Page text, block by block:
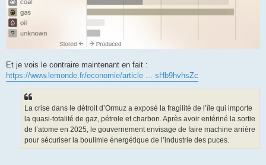
Et je vois le contraire maintenant en fait :
https://www.lemonde.fr/economie/article ... sHb9hvhsZc
La crise dans le détroit d’Ormuz a exposé la fragilité de l’île qui importe
la quasi-totalité de gaz, pétrole et charbon. Après avoir entériné la sortie
de l’atome en 2025, le gouvernement envisage de faire machine arrière
pour sécuriser la boulimie énergétique de l’industrie des puces.